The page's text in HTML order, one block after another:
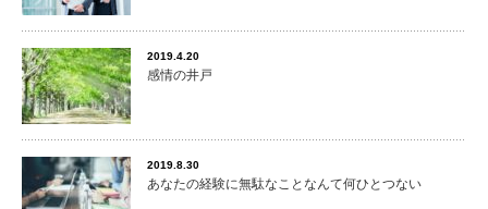
2019.4.20
感情の井戸
2019.8.30
あなたの経験に無駄なことなんて何ひとつない